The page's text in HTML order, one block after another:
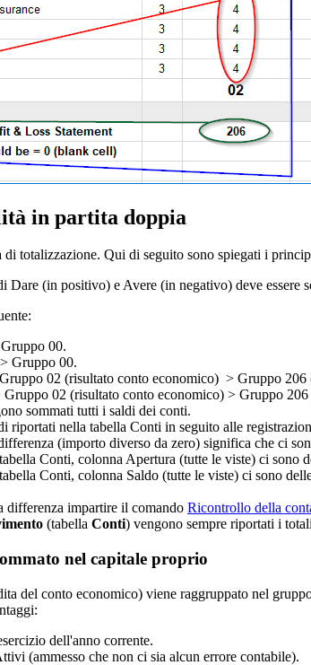
in partita doppia
totalizzazione. Qui di seguito sono spiegati i
(in positivo) e Avere (in negativo) deve
00.
Gruppo 00.
02 (risultato conto economico) > Gruppo
02 (risultato conto economico) > Gruppo
sommati tutti i saldi dei conti.
riportati nella tabella Conti in seguito alle
(importo diverso da zero) significa che ci
Conti, colonna Apertura (tutte le viste) ci sono
Conti, colonna Saldo (tutte le viste) ci sono
differenza impartire il comando Ricontrollo della
(tabella Conti) vengono sempre riportati i
nel capitale proprio
del conto economico) viene raggruppato nel
dell'anno corrente.
(ammesso che non ci sia alcun errore contabile).